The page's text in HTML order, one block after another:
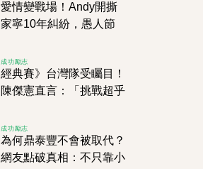
愛情變戰場！Andy開撕
家寧10年糾紛，愚人節
這招太狠了！
成功勵志
經典賽》台灣隊受矚目！
陳傑憲直言：「挑戰超乎
成功勵志
為何鼎泰豐不會被取代？
網友點破真相：不只靠小